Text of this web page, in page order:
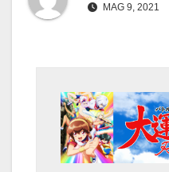
MAG 9, 2021